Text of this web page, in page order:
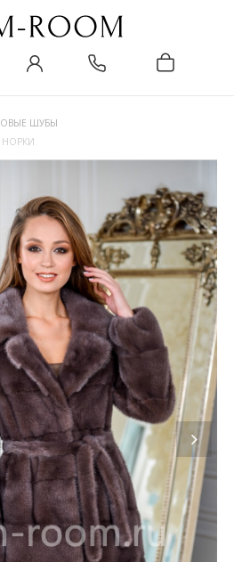
ШУБЫ